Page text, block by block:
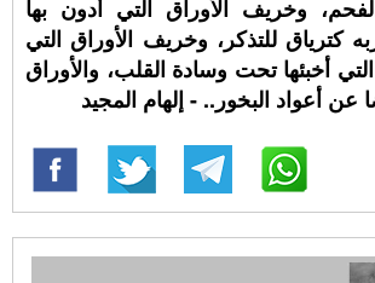
وخريف الأوراق التي أدون بها
كترياق للتذكر، وخريف الأوراق التي
أخبئها تحت وسادة القلب، والأوراق
عن أعواد البخور.. - إلهام المجيد